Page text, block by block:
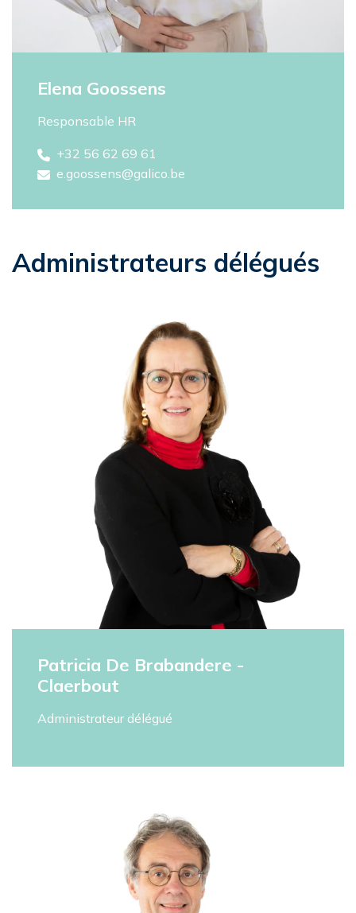
Elena Goossens
Responsable HR
+32 56 62 69 61
e.goossens@galico.be
Administrateurs délégués
Patricia De Brabandere -
Claerbout
Administrateur délégué